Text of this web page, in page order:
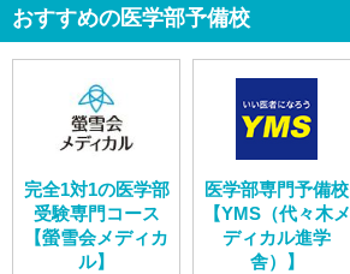
おすすめの医学部予備校
完全1対1の医学部
受験専門コース
【螢雪会メディカ
ル】
医学部専門予備校
【YMS（代々木メ
ディカル進学
舎）】